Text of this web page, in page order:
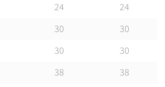
24
24
30
30
30
30
38
38